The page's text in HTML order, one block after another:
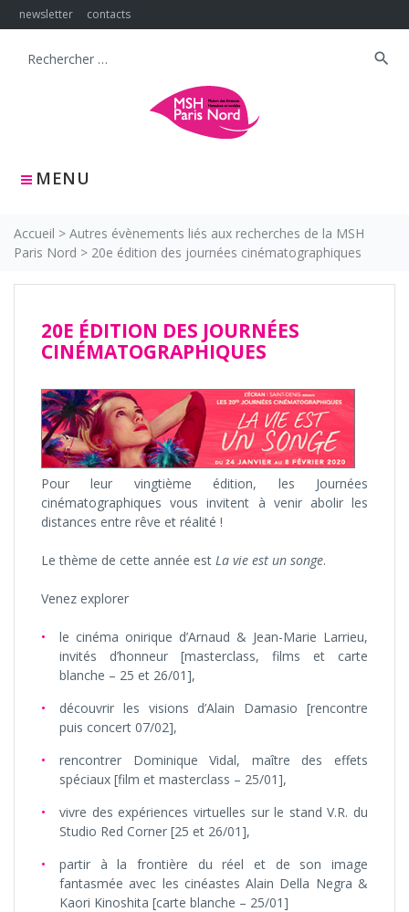
Skip
to
newsletter contacts
MENU
Search
search
Accueil > Autres évènements liés aux recherches de la MSH
Paris Nord > 20e édition des journées cinématographiques
20E ÉDITION DES JOURNÉES
CINÉMATOGRAPHIQUES
Pour leur vingtième édition, les Journées
cinématographiques vous invitent à venir abolir les
distances entre rêve et réalité !
Le thème de cette année est La vie est un songe.
Venez explorer
le cinéma onirique d’Arnaud & Jean-Marie Larrieu,
invités d’honneur [masterclass, films et carte
blanche – 25 et 26/01],
découvrir les visions d’Alain Damasio [rencontre
puis concert 07/02],
rencontrer Dominique Vidal, maître des effets
spéciaux [film et masterclass – 25/01],
vivre des expériences virtuelles sur le stand V.R. du
Studio Red Corner [25 et 26/01],
partir à la frontière du réel et de son image
fantasmée avec les cinéastes Alain Della Negra &
Kaori Kinoshita [carte blanche – 25/01]